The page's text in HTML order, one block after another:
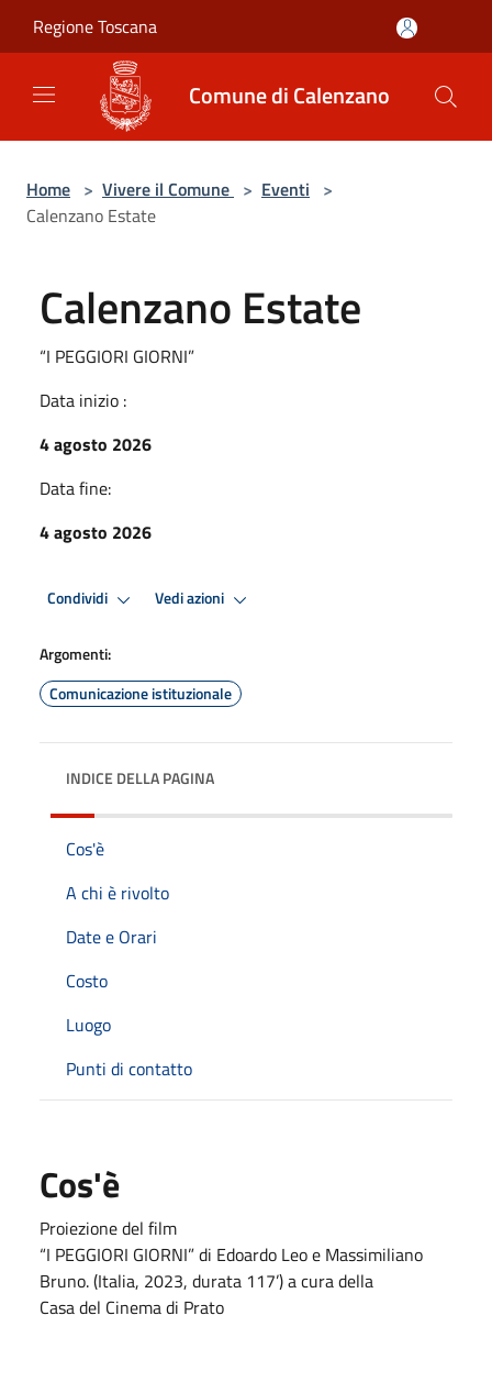
Regione Toscana
Comune di Calenzano
Home > Vivere il Comune > Eventi >
Calenzano Estate
Calenzano Estate
“I PEGGIORI GIORNI”
Data inizio :
4 agosto 2026
Data fine:
4 agosto 2026
Condividi Vedi azioni
Argomenti:
Comunicazione istituzionale
INDICE DELLA PAGINA
Cos'è
A chi è rivolto
Date e Orari
Costo
Luogo
Punti di contatto
Cos'è
Proiezione del film
“I PEGGIORI GIORNI” di Edoardo Leo e Massimiliano
Bruno. (Italia, 2023, durata 117’) a cura della
Casa del Cinema di Prato